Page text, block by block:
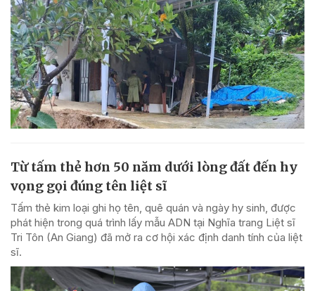
Từ tấm thẻ hơn 50 năm dưới lòng đất đến hy
vọng gọi đúng tên liệt sĩ
Tấm thẻ kim loại ghi họ tên, quê quán và ngày hy sinh, được
phát hiện trong quá trình lấy mẫu ADN tại Nghĩa trang Liệt sĩ
Tri Tôn (An Giang) đã mở ra cơ hội xác định danh tính của liệt
sĩ.